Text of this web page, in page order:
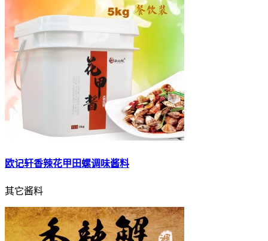
欧记轩香辣花甲田螺调味酱料
其它酱料